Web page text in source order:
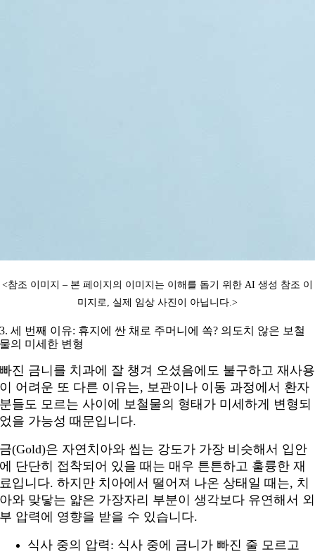
<참조 이미지 – 본 페이지의 이미지는 이해를 돕기 위한 AI 생성 참조 이
미지로, 실제 임상 사진이 아닙니다.>
3. 세 번째 이유: 휴지에 싼 채로 주머니에 쏙? 의도치 않은 보철
물의 미세한 변형
빠진 금니를 치과에 잘 챙겨 오셨음에도 불구하고 재사용
이 어려운 또 다른 이유는, 보관이나 이동 과정에서 환자
분들도 모르는 사이에 보철물의 형태가 미세하게 변형되
었을 가능성 때문입니다.
금(Gold)은 자연치아와 씹는 강도가 가장 비슷해서 입안
에 단단히 접착되어 있을 때는 매우 튼튼하고 훌륭한 재
료입니다. 하지만 치아에서 떨어져 나온 상태일 때는, 치
아와 맞닿는 얇은 가장자리 부분이 생각보다 유연해서 외
부 압력에 영향을 받을 수 있습니다.
식사 중의 압력: 식사 중에 금니가 빠진 줄 모르고